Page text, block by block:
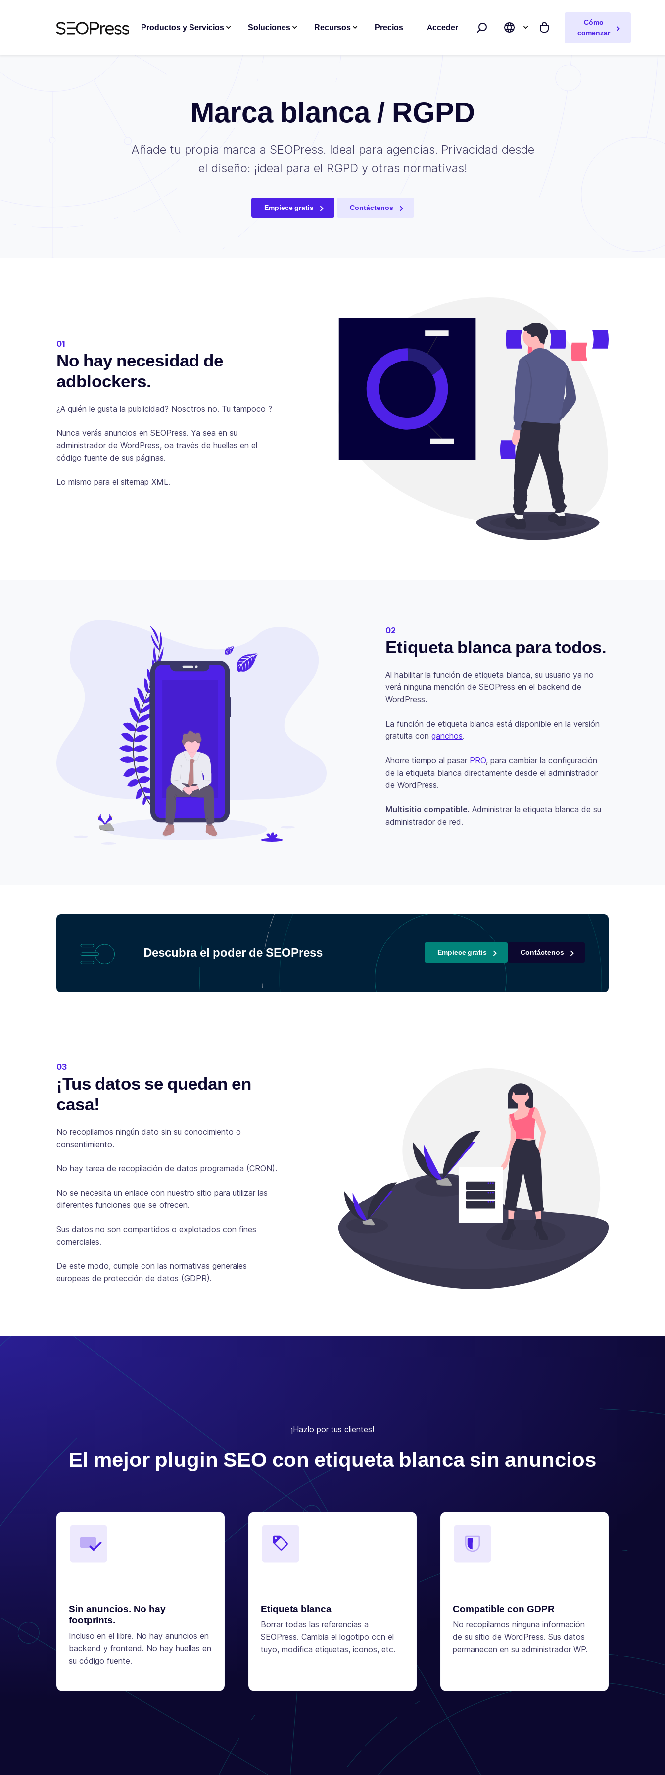
Productos y Servicios Soluciones Recursos Precios Acceder
Buscar Mi carrito
Cómo
comenzar
Marca blanca / RGPD
Añade tu propia marca a SEOPress. Ideal para agencias. Privacidad desde
el diseño: ¡ideal para el RGPD y otras normativas!
Empiece gratis Contáctenos
01
No hay necesidad de
adblockers.
¿A quién le gusta la publicidad? Nosotros no. Tu tampoco ?
Nunca verás anuncios en SEOPress. Ya sea en su
administrador de WordPress, oa través de huellas en el
código fuente de sus páginas.
Lo mismo para el sitemap XML.
02
Etiqueta blanca para todos.
Al habilitar la función de etiqueta blanca, su usuario ya no
verá ninguna mención de SEOPress en el backend de
WordPress.
La función de etiqueta blanca está disponible en la versión
gratuita con ganchos.
Ahorre tiempo al pasar PRO, para cambiar la configuración
de la etiqueta blanca directamente desde el administrador
de WordPress.
Multisitio compatible. Administrar la etiqueta blanca de su
administrador de red.
Descubra el poder de SEOPress Empiece gratis Contáctenos
03
¡Tus datos se quedan en
casa!
No recopilamos ningún dato sin su conocimiento o
consentimiento.
No hay tarea de recopilación de datos programada (CRON).
No se necesita un enlace con nuestro sitio para utilizar las
diferentes funciones que se ofrecen.
Sus datos no son compartidos o explotados con fines
comerciales.
De este modo, cumple con las normativas generales
europeas de protección de datos (GDPR).
¡Hazlo por tus clientes!
El mejor plugin SEO con etiqueta blanca sin anuncios
Sin anuncios. No hay
footprints.
Incluso en el libre. No hay anuncios en
backend y frontend. No hay huellas en
su código fuente.
Etiqueta blanca
Borrar todas las referencias a
SEOPress. Cambia el logotipo con el
tuyo, modifica etiquetas, iconos, etc.
Compatible con GDPR
No recopilamos ninguna información
de su sitio de WordPress. Sus datos
permanecen en su administrador WP.